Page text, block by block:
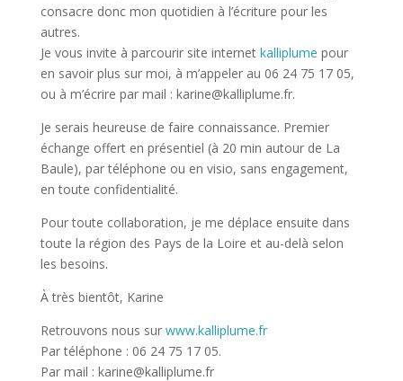
consacre donc mon quotidien à l’écriture pour les
autres.
Je vous invite à parcourir site internet kalliplume pour
en savoir plus sur moi, à m’appeler au 06 24 75 17 05,
ou à m’écrire par mail : karine@kalliplume.fr.
Je serais heureuse de faire connaissance. Premier
échange offert en présentiel (à 20 min autour de La
Baule), par téléphone ou en visio, sans engagement,
en toute confidentialité.
Pour toute collaboration, je me déplace ensuite dans
toute la région des Pays de la Loire et au-delà selon
les besoins.
À très bientôt, Karine
Retrouvons nous sur www.kalliplume.fr
Par téléphone : 06 24 75 17 05.
Par mail : karine@kalliplume.fr